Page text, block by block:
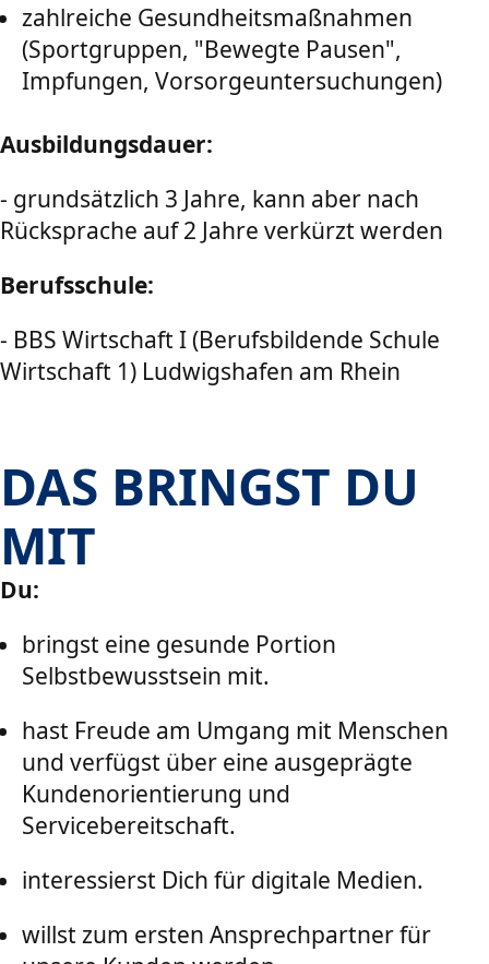
zahlreiche Gesundheitsmaßnahmen
(Sportgruppen, "Bewegte Pausen",
Impfungen, Vorsorgeuntersuchungen)
Ausbildungsdauer:
- grundsätzlich 3 Jahre, kann aber nach
Rücksprache auf 2 Jahre verkürzt werden
Berufsschule:
- BBS Wirtschaft I (Berufsbildende Schule
Wirtschaft 1) Ludwigshafen am Rhein
DAS BRINGST DU
MIT
Du:
bringst eine gesunde Portion
Selbstbewusstsein mit.
hast Freude am Umgang mit Menschen
und verfügst über eine ausgeprägte
Kundenorientierung und
Servicebereitschaft.
interessierst Dich für digitale Medien.
willst zum ersten Ansprechpartner für